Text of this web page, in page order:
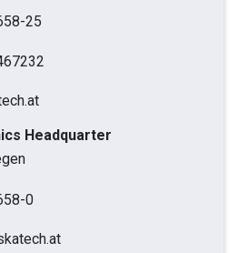
25
Headquarter
0